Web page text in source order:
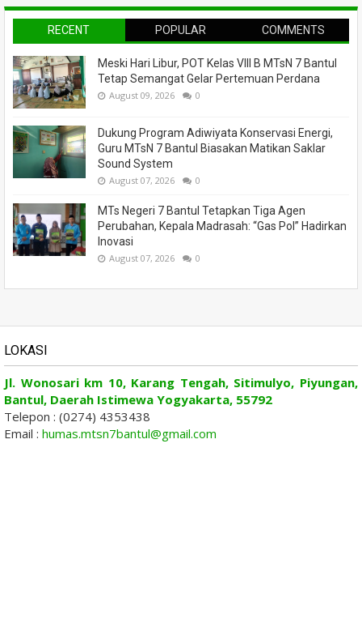
RECENT POPULAR COMMENTS
Meski Hari Libur, POT Kelas VIII B MTsN 7 Bantul
Tetap Semangat Gelar Pertemuan Perdana
August 09, 2026 0
Dukung Program Adiwiyata Konservasi Energi,
Guru MTsN 7 Bantul Biasakan Matikan Saklar
Sound System
August 07, 2026 0
MTs Negeri 7 Bantul Tetapkan Tiga Agen
Perubahan, Kepala Madrasah: “Gas Pol” Hadirkan
Inovasi
August 07, 2026 0
LOKASI
Jl. Wonosari km 10, Karang Tengah, Sitimulyo, Piyungan,
Bantul, Daerah Istimewa Yogyakarta, 55792
Telepon : (0274) 4353438
Email : humas.mtsn7bantul@gmail.com